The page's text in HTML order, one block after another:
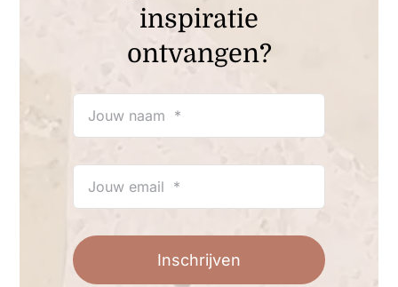
inspiratie
ontvangen?
Inschrijven